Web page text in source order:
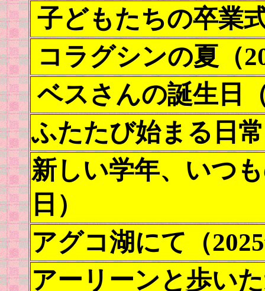
子どもたちの卒業
コラグシンの夏（
ベスさんの誕生日
ふたたび始まる日
新しい学年、いつ
日）
アグコ湖にて（
アーリーンと歩い